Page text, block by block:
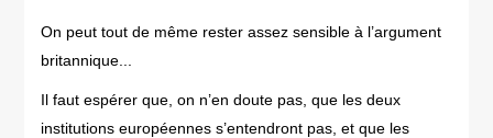
On peut tout de même rester assez sensible à l’argument
britannique...
Il faut espérer que, on n’en doute pas, que les deux
institutions européennes s’entendront pas, et que les